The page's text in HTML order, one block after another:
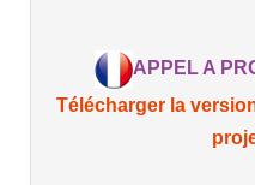
APPEL A
Télécharger la